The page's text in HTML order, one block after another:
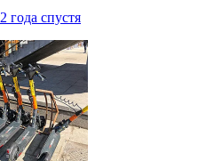
2 года спустя